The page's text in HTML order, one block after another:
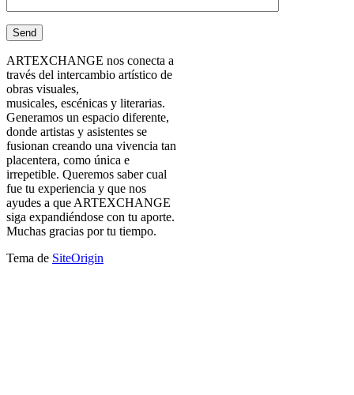
ARTEXCHANGE nos conecta a
través del intercambio artístico de
obras visuales,
musicales, escénicas y literarias.
Generamos un espacio diferente,
donde artistas y asistentes se
fusionan creando una vivencia tan
placentera, como única e
irrepetible. Queremos saber cual
fue tu experiencia y que nos
ayudes a que ARTEXCHANGE
siga expandiéndose con tu aporte.
Muchas gracias por tu tiempo.
Tema de SiteOrigin